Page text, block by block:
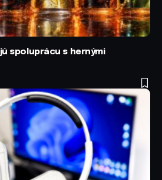
spoluprácu s hernými